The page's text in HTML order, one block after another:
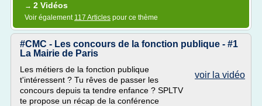
→ 2 Vidéos
Voir également 117 Articles pour ce thème
#CMC - Les concours de la fonction publique - #1
La Mairie de Paris
voir la vidéo
Les métiers de la fonction publique
t'intéressent ? Tu rêves de passer les
concours depuis ta tendre enfance ? SPLTV
te propose un récap de la conférence